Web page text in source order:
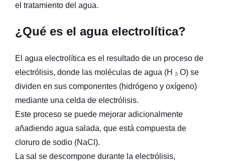
el tratamiento del agua.
¿Qué es el agua electrolítica?
El agua electrolítica es el resultado de un proceso de
electrólisis, donde las moléculas de agua (H ₂ O) se
dividen en sus componentes (hidrógeno y oxígeno)
mediante una celda de electrólisis.
Este proceso se puede mejorar adicionalmente
añadiendo agua salada, que está compuesta de
cloruro de sodio (NaCl).
La sal se descompone durante la electrólisis,